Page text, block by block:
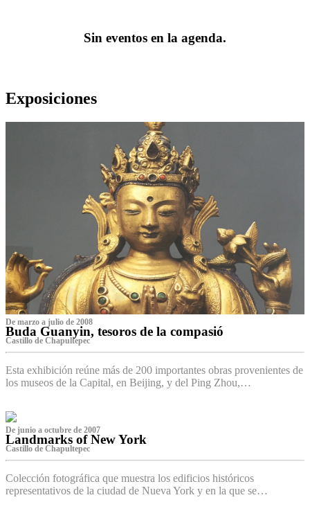
Sin eventos en la agenda.
Exposiciones
De marzo a julio de 2008
Buda Guanyin, tesoros de la compasió
Castillo de Chapultepec
Esta exhibición reúne más de 200 importantes obras provenientes de
los museos de la Capital, en Beijing, y del Ping Zhou,…
De junio a octubre de 2007
Landmarks of New York
Castillo de Chapultepec
Colección fotográfica que muestra los edificios históricos
representativos de la ciudad de Nueva York y en la que se…